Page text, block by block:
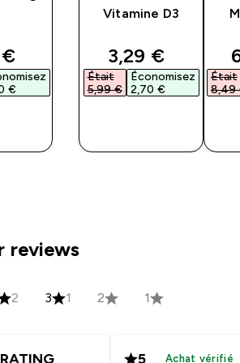
price
€‎
Vitamine D3
discounted
3,29 €‎
Était
5,99 €‎
Économisez
2,70 €‎
Était
8,49
reviews
2 3 1 2 1
5 Achat vérifié